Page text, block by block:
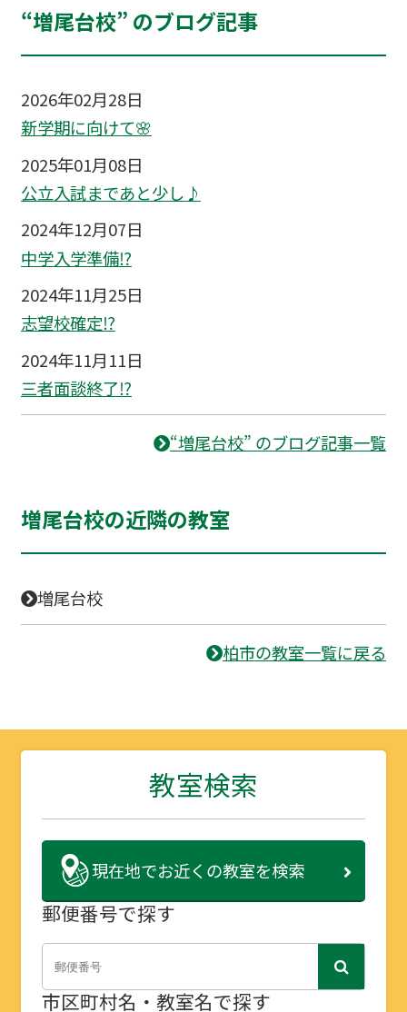
“増尾台校” のブログ記事
2026年02月28日
新学期に向けて🌸
2025年01月08日
公立入試まであと少し♪
2024年12月07日
中学入学準備⁉
2024年11月25日
志望校確定⁉
2024年11月11日
三者面談終了⁉
“増尾台校” のブログ記事一覧
増尾台校の近隣の教室
増尾台校
柏市の教室一覧に戻る
教室検索
現在地でお近くの教室を検索
郵便番号で探す
市区町村名・教室名で探す